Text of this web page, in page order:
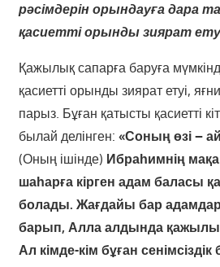
рәсімдерін орындауға дара
қасиетті орынды зиярат
Қажылық сапарға баруға
қасиетті орынды зиярат етуі,
парыз. Бұған қатысты қасиетті
былай делінген: «Соның өзі –
(Оның ішінде) Ибраһимнің
шаһарға кірген адам баласы
болады. Жағдайы бар адамдар
барып, Алла алдында
Ал кімде-кім бұған сенімсіздік